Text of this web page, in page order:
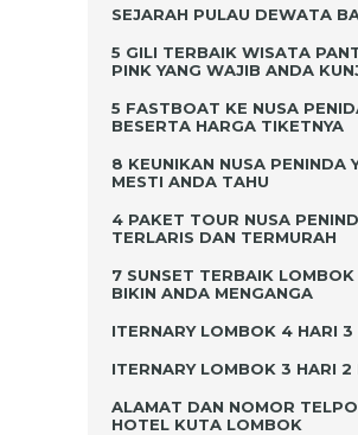
SEJARAH PULAU DEWATA
5 GILI TERBAIK WISATA
PINK YANG WAJIB ANDA
5 FASTBOAT KE NUSA
BESERTA HARGA TIKETNYA
8 KEUNIKAN NUSA PENINDA
MESTI ANDA TAHU
4 PAKET TOUR NUSA
TERLARIS DAN TERMURAH
7 SUNSET TERBAIK LOMBOK
BIKIN ANDA MENGANGA
ITERNARY LOMBOK 4 HARI 3
ITERNARY LOMBOK 3 HARI 2
ALAMAT DAN NOMOR
HOTEL KUTA LOMBOK